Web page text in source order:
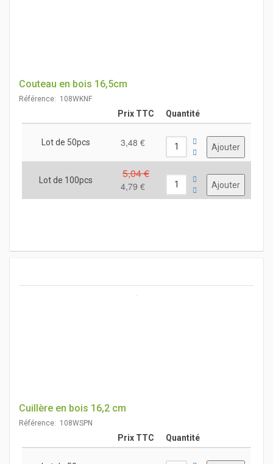
Couteau en bois 16,5cm
Référence: 108WKNF
Prix TTC Quantité
Lot de 50pcs 3,48 €
Lot de 100pcs 5,04 €
4,79 €
Cuillère en bois 16,2 cm
Référence: 108WSPN
Prix TTC Quantité